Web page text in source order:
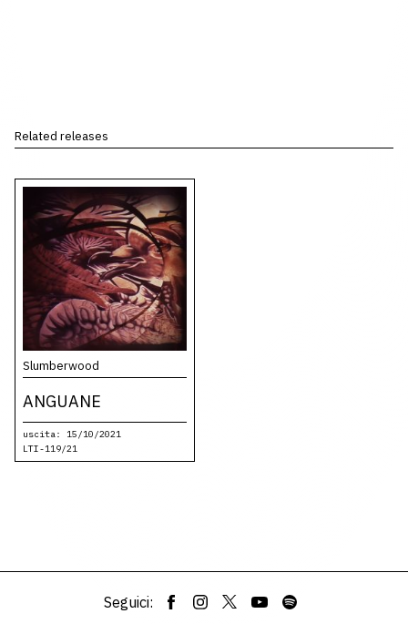
Related releases
Slumberwood
ANGUANE
uscita: 15/10/2021
LTI-119/21
Seguici: